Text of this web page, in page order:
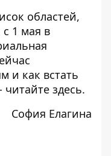
областей,
1 мая в
и как встать
читайте здесь.
София Елагина